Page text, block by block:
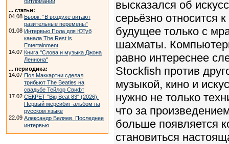
... статьи:
04.08 Бьорк: “В воздухе витают
разительные перемены”
01.08 Интервью Пола для ЮТуб
канала The Rest is
Entertainment
14.07 Книга "Слова и музыка Джона
Леннона"
... периодика:
14.07 Пол Маккартни сделал
трибьют The Beatles на
свадьбе Тейлор Свифт
17.02 СЕКРЕТ "Big Beat 83" (2026).
Первый мерсибит-альбом на
русском языке
22.09 Александр Беляев. Последнее
интервью
высказался об
серьёзно относится
будущее только с
шахматы.
равно интереснее
Stockfish против
музыкой, кино и
нужно не только
что за
больше появляется
становиться